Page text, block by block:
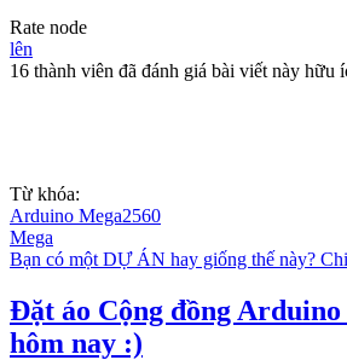
Rate node
lên
16 thành viên đã đánh giá bài viết này hữu
Từ khóa:
Arduino Mega2560
Mega
Bạn có một DỰ ÁN hay giống thế này?
Đặt áo Cộng đồng
hôm nay :)